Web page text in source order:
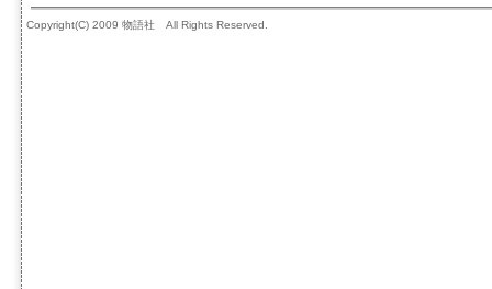
Copyright(C) 2009 物語社 All Rights Reserved.